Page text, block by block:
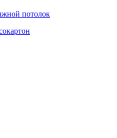
потолок